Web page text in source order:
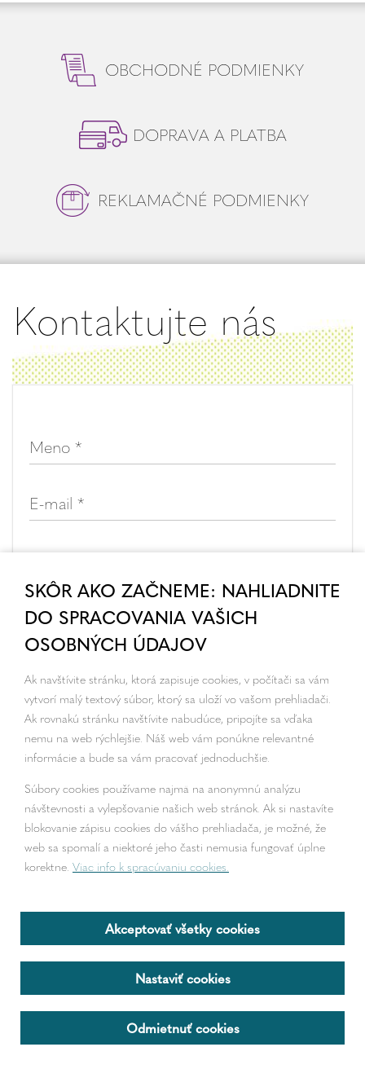
SKÔR AKO ZAČNEME: NAHLIADNITE
DO SPRACOVANIA VAŠICH
OSOBNÝCH ÚDAJOV
Ak navštívite stránku, ktorá zapisuje cookies, v počítači sa vám
vytvorí malý textový súbor, ktorý sa uloží vo vašom prehliadači.
Ak rovnakú stránku navštívite nabudúce, pripojíte sa vďaka
nemu na web rýchlejšie. Náš web vám ponúkne relevantné
informácie a bude sa vám pracovať jednoduchšie.
Súbory cookies používame najmä na anonymnú analýzu
návštevnosti a vylepšovanie našich web stránok. Ak si nastavíte
blokovanie zápisu cookies do vášho prehliadača, je možné, že
web sa spomalí a niektoré jeho časti nemusia fungovať úplne
korektne. Viac info k spracúvaniu cookies.
OBCHODNÉ PODMIENKY
DOPRAVA A PLATBA
REKLAMAČNÉ PODMIENKY
Kontaktujte nás